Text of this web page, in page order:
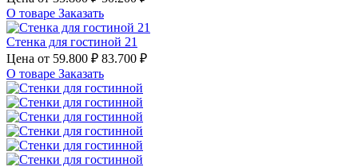
О товаре Заказать
Стенка для гостиной 21
Цена от 59.800 ₽ 83.700 ₽
О товаре Заказать